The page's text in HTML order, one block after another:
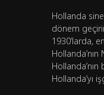
Hollanda
dönem
1930’larda,
Hollanda’nın
Hollanda’yı